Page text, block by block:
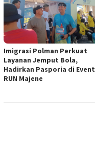
Imigrasi Polman Perkuat
Layanan Jemput Bola,
Hadirkan Pasporia di Event
RUN Majene